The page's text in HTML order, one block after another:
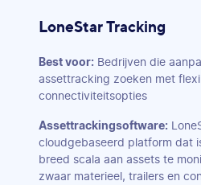
LoneStar Tracking
Best voor: Bedrijven die
assettracking zoeken met
connectiviteitsopties
Assettrackingsoftware:
cloudgebaseerd platform dat
breed scala aan assets te
zwaar materieel, trailers en